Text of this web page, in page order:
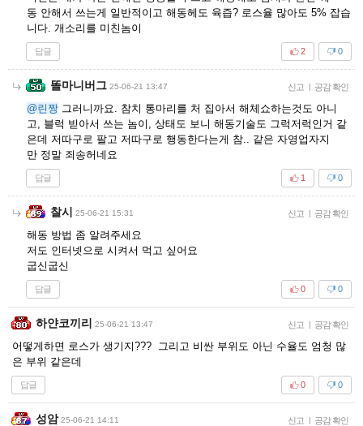
동 안해서 쓰는게 일반적이고 해동헤도 육즙? 로스율 많아도 5% 잡습
니다. 개소리를 미친놈이
답글 0
2
똘마니버그 25-06-21 13:47 신고 | 공감 확인
@린짱 그러니까요. 참치 통마리를 처 집아서 해체쇼하는것도 아니
고, 블럭 빋아서 쓰는 놈이, 상태도 보니 해동기술도 그럭저럭인거 같
은데 저따구로 팔고 저따구로 행동한다는게 참.. 같은 자영업자지
만 정말 죄송허네요
답글 0
1
찰시 25-06-21 15:31 신고 | 공감 확인
해동 방법 좀 알려주세요
저도 인터넷으로 시켜서 먹고 싶어요
굽신굽신
답글 0
0
하얀코끼리 25-06-21 13:47 신고 | 공감 확인
어떻게하면 로스가 생기지??? 그리고 비싼 부위도 아닌 수율도 엄청 많
은 부위 같은데
답글 0
0
성암 25-06-21 14:11 신고 | 공감 확인